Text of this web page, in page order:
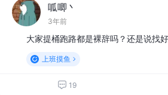
呱唧丶
3年前
大家提桶跑路都是裸辞吗？还是说找
上班摸鱼
19